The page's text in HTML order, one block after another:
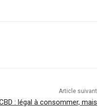
Article suivant
: légal à consommer, mais